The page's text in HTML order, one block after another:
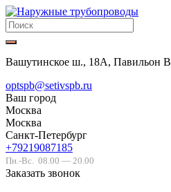
Вашутинское ш., 18А, Павильон
optspb@setivspb.ru
Ваш город
Москва
Москва
Санкт-Петербург
+79219087185
Пн.-Вс. 08.00 — 20.00
Заказать звонок